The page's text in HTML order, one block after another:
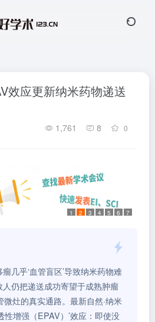
效应更新纳米药物递送
1,761 8 0
1 2 3 4 5 6 7
几乎‘血管盲区’导致纳米药物难
仍把递送成功寄望于成熟肿瘤
灶的真实通路。最新自然·纳米
性增强（EPAV）’效应：即使没